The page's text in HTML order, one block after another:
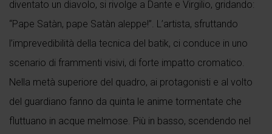
diventato un diavolo, si rivolge a Dante e Virgilio, gridando:
“Pape Satàn, pape Satàn aleppe!”. L’artista, sfruttando
l’imprevedibilità della tecnica del batik, ci conduce in uno
scenario di frammenti visivi, di forte impatto cromatico.
Nella metà superiore del quadro, ai protagonisti e al volto
del guardiano fanno da quinta le anime tormentate che
fluttuano in acque melmose. Più in basso, scendendo nel